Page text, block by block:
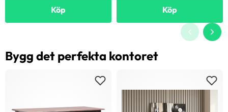
Köp Köp
Bygg det perfekta kontoret